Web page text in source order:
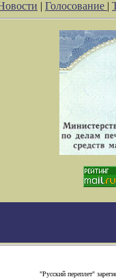
| Голосование |
"Русский переплет"